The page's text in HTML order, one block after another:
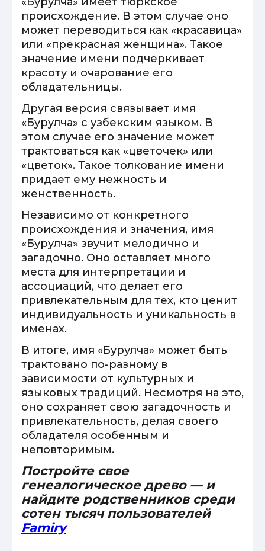
происхождение. В этом случае оно
может переводиться как «красавица»
или «прекрасная женщина». Такое
значение имени подчеркивает
красоту и очарование его
обладательницы.
Другая версия связывает имя
«Бурулча» с узбекским языком. В
этом случае его значение может
трактоваться как «цветочек» или
«цветок». Такое толкование имени
придает ему нежность и
женственность.
Независимо от конкретного
происхождения и значения, имя
«Бурулча» звучит мелодично и
загадочно. Оно оставляет много
места для интерпретации и
ассоциаций, что делает его
привлекательным для тех, кто ценит
индивидуальность и уникальность в
именах.
В итоге, имя «Бурулча» может быть
трактовано по-разному в
зависимости от культурных и
языковых традиций. Несмотря на это,
оно сохраняет свою загадочность и
привлекательность, делая своего
обладателя особенным и
неповторимым.
Постройте свое
генеалогическое древо — и
найдите родственников среди
сотен тысяч пользователей
Famiry